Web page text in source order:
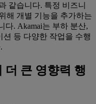
같습니다. 특정 비즈니
해 개별 기능을 추가하는
다. Akamai는 부하 분산,
등 다양한 작업을 수행
더 큰 영향력 행